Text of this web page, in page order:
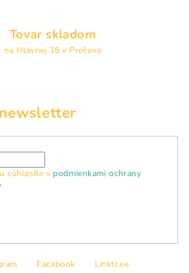
Tovar skladom
na Hlavnej 38 v Prešove
súhlasíte s podmienkami ochrany
Facebook Linktr.ee